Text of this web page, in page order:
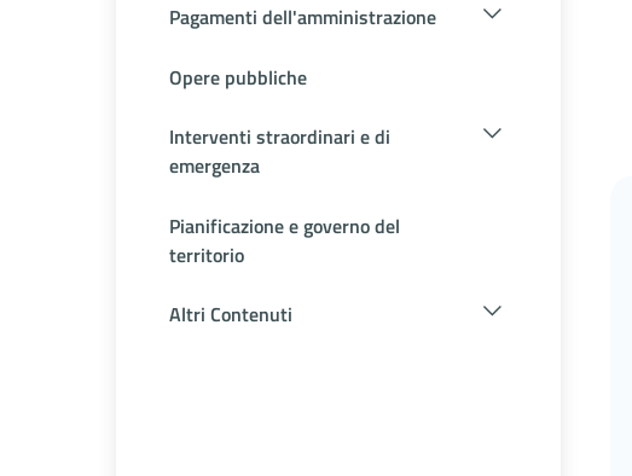
Pagamenti dell'amministrazione
Opere pubbliche
Interventi straordinari e di
emergenza
Pianificazione e governo del
territorio
Altri Contenuti